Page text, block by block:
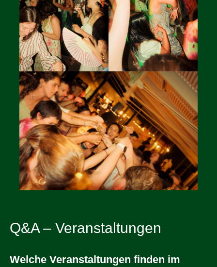
Q&A – Veranstaltungen
Welche Veranstaltungen finden im